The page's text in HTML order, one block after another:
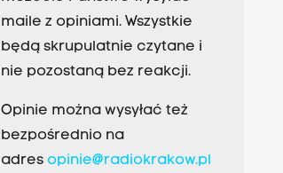
maile z opiniami. Wszystkie
będą skrupulatnie czytane i
nie pozostaną bez reakcji.
Opinie można wysyłać też
bezpośrednio na
adres opinie@radiokrakow.pl